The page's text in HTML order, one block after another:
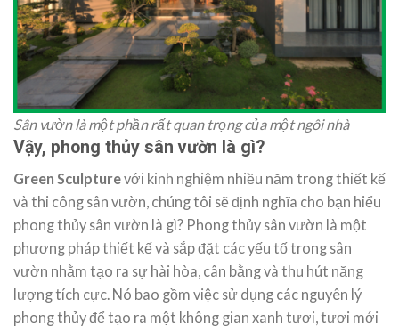
Sân vườn là một phần rất quan trọng của một ngôi nhà
Vậy, phong thủy sân vườn là gì?
Green Sculpturevới kinh nghiệm nhiều năm trong thiết kế
và thi công sân vườn, chúng tôi sẽ định nghĩa cho bạn hiểu
phong thủy sân vườn là gì? Phong thủy sân vườn là một
phương pháp thiết kế và sắp đặt các yếu tố trong sân
vườn nhằm tạo ra sự hài hòa, cân bằng và thu hút năng
lượng tích cực. Nó bao gồm việc sử dụng các nguyên lý
phong thủy để tạo ra một không gian xanh tươi, tươi mới